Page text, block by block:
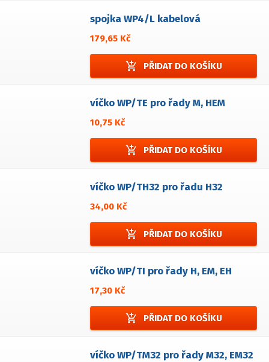
spojka WP4/L kabelová
179,65 Kč
add_shopping_cart PŘIDAT DO KOŠÍKU
víčko WP/TE pro řady M, HEM
10,75 Kč
add_shopping_cart PŘIDAT DO KOŠÍKU
víčko WP/TH32 pro řadu H32
34,00 Kč
add_shopping_cart PŘIDAT DO KOŠÍKU
víčko WP/TI pro řady H, EM, EH
17,30 Kč
add_shopping_cart PŘIDAT DO KOŠÍKU
víčko WP/TM32 pro řady M32, EM32